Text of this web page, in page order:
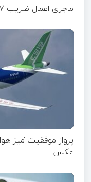
ماجرای اعمال ضریب ۲.۷ برای اینترنت بین‌الملل چیست؟
پرواز موفقیت‌آمیز
عکس